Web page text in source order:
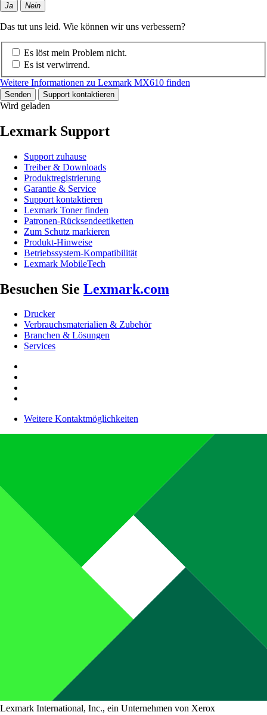
Ja Nein
Das tut uns leid. Wie können wir uns verbessern?
Es löst mein Problem nicht.
Es ist verwirrend.
Weitere Informationen zu Lexmark MX610 finden
Senden Support kontaktieren
Wird geladen
Lexmark Support
Support zuhause
Treiber & Downloads
Produktregistrierung
Garantie & Service
Support kontaktieren
Lexmark Toner finden
Patronen-Rücksendeetiketten
Zum Schutz markieren
Produkt-Hinweise
Betriebssystem-Kompatibilität
Lexmark MobileTech
Besuchen Sie Lexmark.com
Drucker
Verbrauchsmaterialien & Zubehör
Branchen & Lösungen
Services
Weitere Kontaktmöglichkeiten
Lexmark International, Inc., ein Unternehmen von Xerox